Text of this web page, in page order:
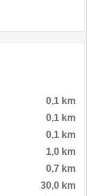
0,1 km
0,1 km
0,1 km
1,0 km
0,7 km
30,0 km